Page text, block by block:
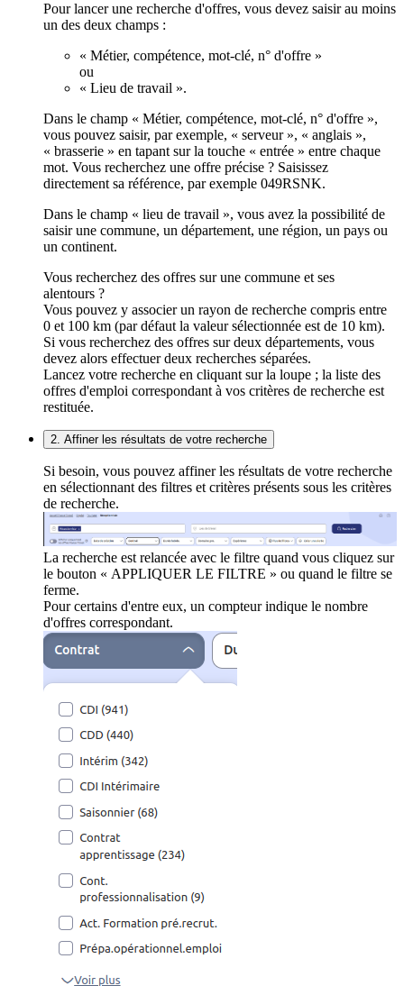
Pour lancer une recherche d'offres, vous devez saisir au moins
un des deux champs :
« Métier, compétence, mot-clé, n° d'offre »
ou
« Lieu de travail ».
Dans le champ « Métier, compétence, mot-clé, n° d'offre »,
vous pouvez saisir, par exemple, « serveur », « anglais »,
« brasserie » en tapant sur la touche « entrée » entre chaque
mot. Vous recherchez une offre précise ? Saisissez
directement sa référence, par exemple 049RSNK.
Dans le champ « lieu de travail », vous avez la possibilité de
saisir une commune, un département, une région, un pays ou
un continent.
Vous recherchez des offres sur une commune et ses
alentours ?
Vous pouvez y associer un rayon de recherche compris entre
0 et 100 km (par défaut la valeur sélectionnée est de 10 km).
Si vous recherchez des offres sur deux départements, vous
devez alors effectuer deux recherches séparées.
Lancez votre recherche en cliquant sur la loupe ; la liste des
offres d'emploi correspondant à vos critères de recherche est
restituée.
2. Affiner les résultats de votre recherche
Si besoin, vous pouvez affiner les résultats de votre recherche
en sélectionnant des filtres et critères présents sous les critères
de recherche.
La recherche est relancée avec le filtre quand vous cliquez sur
le bouton « APPLIQUER LE FILTRE » ou quand le filtre se
ferme.
Pour certains d'entre eux, un compteur indique le nombre
d'offres correspondant.